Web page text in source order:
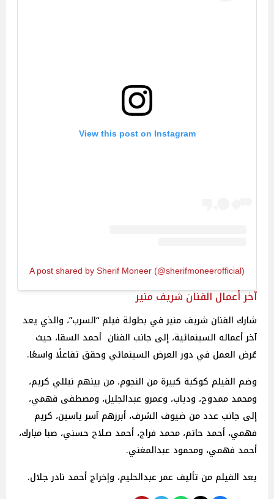
View this post on Instagram
A post shared by Sherif Moneer (@sherifmoneerofficial)
آخر أعمال الفنان شريف منير
شارك الفنان شريف منير في بطولة فيلم “السرب”، والذي يعد
آخر أعماله السينمائية، إلى جانب الفنان أحمد السقا، حيث
عُرض العمل في دور العرض السينمائي وحقق تفاعلًا واسعًا.
وضم الفيلم كوكبة كبيرة من النجوم، من بينهم نيللي كريم،
ومحمد ممدوح، ودياب، وعمرو عبدالجليل، ومصطفى فهمي،
إلى جانب عدد من ضيوف الشرف، أبرزهم آسر ياسين، كريم
فهمي، أحمد حاتم، محمد فراج، أحمد صلاح حسني، صبا مبارك،
أحمد فهمي، ومحمود عبدالمغني.
يعد الفيلم من تأليف عمر عبدالحليم، وإخراج أحمد نادر جلال.